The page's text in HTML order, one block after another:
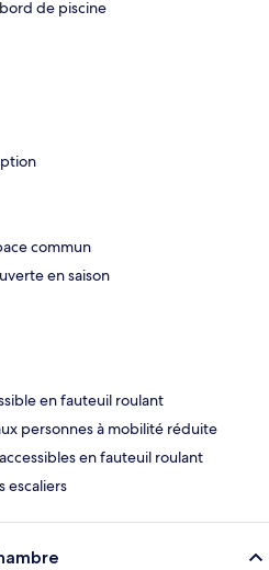
de piscine
commun
en saison
en fauteuil roulant
personnes à mobilité réduite
en fauteuil roulant
escaliers